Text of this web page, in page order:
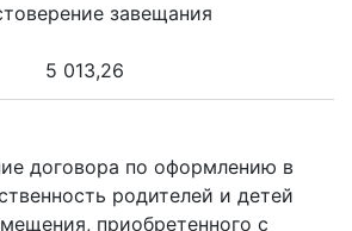
завещания
5 013,26
договора по оформлению в
родителей и детей
приобретенного с